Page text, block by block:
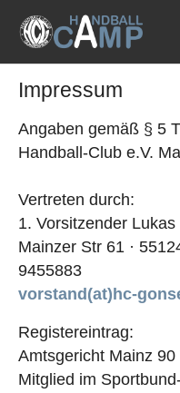
Impressum
Angaben gemäß § 5
Handball-Club e.V.
Vertreten durch:
1. Vorsitzender Lukas
Mainzer Str 61 ·
9455883
vorstand(at)hc-
Registereintrag:
Amtsgericht Mainz 90
Mitglied im